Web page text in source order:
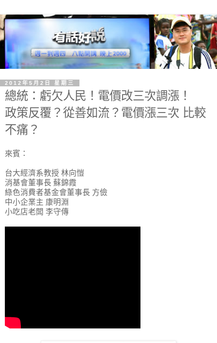
2012年5月2日 星期三
總統：虧欠人民！電價改三次調漲！
政策反覆？從善如流？電價漲三次 比較
不痛？
來賓：
台大經濟系教授 林向愷
消基會董事長 蘇錦霞
綠色消費者基金會董事長 方儉
中小企業主 康明淵
小吃店老闆 李守傳